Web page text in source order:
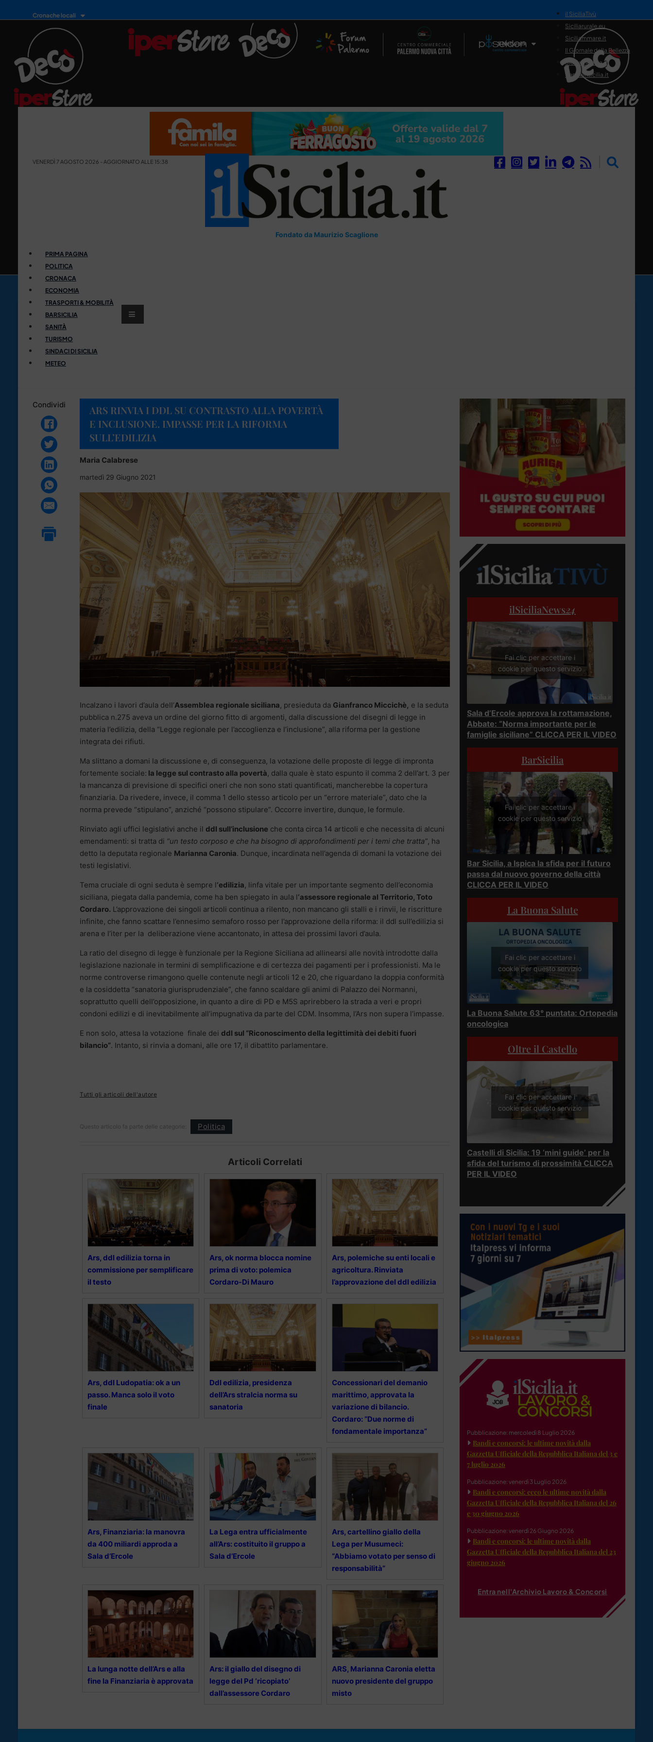
Cronache locali
Il Network
il SiciliaTivù
Siciliarurale.eu
Siciliammare.it
Il Giornale della Bellezza
Siciliamedica.it
Sanitainsicilia.it
VENERDÌ 7 AGOSTO 2026 - AGGIORNATO ALLE 15:38
Fondato da Maurizio Scaglione
PRIMA PAGINA
POLITICA
CRONACA
ECONOMIA
TRASPORTI & MOBILITÀ
BARSICILIA
SANITÀ
TURISMO
SINDACI DI SICILIA
METEO
Condividi
ARS RINVIA I DDL SU CONTRASTO ALLA POVERTÀ
E INCLUSIONE. IMPASSE PER LA RIFORMA
SULL’EDILIZIA
Maria Calabrese
martedì 29 Giugno 2021
Incalzano i lavori d’aula dell’Assemblea regionale siciliana, presieduta da Gianfranco Miccichè, e la seduta
pubblica n.275 aveva un ordine del giorno fitto di argomenti, dalla discussione del disegni di legge in
materia l’edilizia, della “Legge regionale per l’accoglienza e l’inclusione”, alla riforma per la gestione
integrata dei rifiuti.
Ma slittano a domani la discussione e, di conseguenza, la votazione delle proposte di legge di impronta
fortemente sociale: la legge sul contrasto alla povertà, dalla quale è stato espunto il comma 2 dell’art. 3 per
la mancanza di previsione di specifici oneri che non sono stati quantificati, mancherebbe la copertura
finanziaria. Da rivedere, invece, il comma 1 dello stesso articolo per un “errore materiale”, dato che la
norma prevede “stipulano”, anziché “possono stipulare”. Occorre invertire, dunque, le formule.
Rinviato agli uffici legislativi anche il ddl sull’inclusione che conta circa 14 articoli e che necessita di alcuni
emendamenti: si tratta di “un testo corposo e che ha bisogno di approfondimenti per i temi che tratta”, ha
detto la deputata regionale Marianna Caronia. Dunque, incardinata nell’agenda di domani la votazione dei
testi legislativi.
Tema cruciale di ogni seduta è sempre l‘edilizia, linfa vitale per un importante segmento dell’economia
siciliana, piegata dalla pandemia, come ha ben spiegato in aula l‘assessore regionale al Territorio, Toto
Cordaro. L’approvazione dei singoli articoli continua a rilento, non mancano gli stalli e i rinvii, le riscritture
infinite, che fanno scattare l’ennesimo semaforo rosso per l’approvazione della riforma: il ddl sull’edilizia si
arena e l’iter per la deliberazione viene accantonato, in attesa dei prossimi lavori d’aula.
La ratio del disegno di legge è funzionale per la Regione Siciliana ad allinearsi alle novità introdotte dalla
legislazione nazionale in termini di semplificazione e di certezza dei pagamenti per i professionisti. Ma le
norme controverse rimangono quelle contenute negli articoli 12 e 20, che riguardano la doppia conformità
e la cosiddetta “sanatoria giurisprudenziale”, che fanno scaldare gli animi di Palazzo dei Normanni,
soprattutto quelli dell’opposizione, in quanto a dire di PD e M5S aprirebbero la strada a veri e propri
condoni edilizi e di inevitabilmente all’impugnativa da parte del CDM. Insomma, l’Ars non supera l’impasse.
E non solo, attesa la votazione finale dei ddl sul “Riconoscimento della legittimità dei debiti fuori
bilancio”. Intanto, si rinvia a domani, alle ore 17, il dibattito parlamentare.
Tutti gli articoli dell'autore
Questo articolo fa parte delle categorie: Politica
Articoli Correlati
Ars, ddl edilizia torna in
commissione per semplificare
il testo
Ars, ok norma blocca nomine
prima di voto: polemica
Cordaro-Di Mauro
Ars, polemiche su enti locali e
agricoltura. Rinviata
l’approvazione del ddl edilizia
Ars, ddl Ludopatia: ok a un
passo. Manca solo il voto
finale
Ddl edilizia, presidenza
dell’Ars stralcia norma su
sanatoria
Concessionari del demanio
marittimo, approvata la
variazione di bilancio.
Cordaro: “Due norme di
fondamentale importanza”
Ars, Finanziaria: la manovra
da 400 miliardi approda a
Sala d’Ercole
La Lega entra ufficialmente
all’Ars: costituito il gruppo a
Sala d’Ercole
Ars, cartellino giallo della
Lega per Musumeci:
“Abbiamo votato per senso di
responsabilità”
La lunga notte dell’Ars e alla
fine la Finanziaria è approvata
Ars: il giallo del disegno di
legge del Pd ‘ricopiato’
dall’assessore Cordaro
ARS, Marianna Caronia eletta
nuovo presidente del gruppo
misto
ilSiciliaNews24
Fai clic per accettare i
cookie per questo servizio
Sala d’Ercole approva la rottamazione,
Abbate: “Norma importante per le
famiglie siciliane” CLICCA PER IL VIDEO
BarSicilia
Fai clic per accettare i
cookie per questo servizio
Bar Sicilia, a Ispica la sfida per il futuro
passa dal nuovo governo della città
CLICCA PER IL VIDEO
La Buona Salute
Fai clic per accettare i
cookie per questo servizio
La Buona Salute 63° puntata: Ortopedia
oncologica
Oltre il Castello
Fai clic per accettare i
cookie per questo servizio
Castelli di Sicilia: 19 ‘mini guide’ per la
sfida del turismo di prossimità CLICCA
PER IL VIDEO
Pubblicazione: mercoledì 8 Luglio 2026
Bandi e concorsi: le ultime novità dalla
Gazzetta Ufficiale della Repubblica Italiana del 3 e
7 luglio 2026
Pubblicazione: venerdì 3 Luglio 2026
Bandi e concorsi: ecco le ultime novità dalla
Gazzetta Ufficiale della Repubblica Italiana del 26
e 30 giugno 2026
Pubblicazione: venerdì 26 Giugno 2026
Bandi e concorsi: le ultime novità dalla
Gazzetta Ufficiale della Repubblica Italiana del 23
giugno 2026
Entra nell'Archivio Lavoro & Concorsi